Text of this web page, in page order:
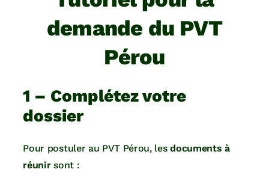
demande du PVT
Pérou
1 – Complétez votre
dossier
Pour postuler au PVT Pérou, lesdocuments à
réunirsont :